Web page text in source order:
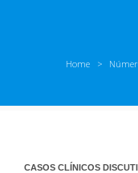
Home
CASOS CLÍNICOS